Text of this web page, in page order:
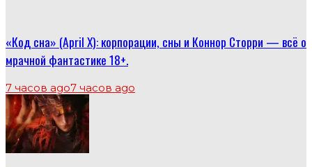
«Код сна» (April X): корпорации, сны и Коннор Сторри — всё о
мрачной фантастике 18+.
7 часов ago7 часов ago